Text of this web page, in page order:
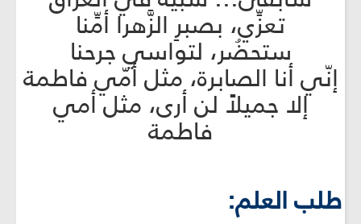
تعزِّي، بصبرِ الزَّهرا أمِّنا
ستحضُر، لتواسي جرحنا
إنّي أنا الصابرة، مثل أمّي فاطمة
إلا جميلاً لن أرى، مثل أمي
فاطمة
طلب العلم: